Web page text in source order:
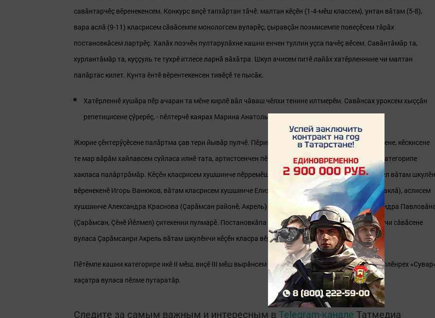
савăнтарчӗç вӗренекенсем. Конкурс виçӗ тапхăртан тăчӗ: малтан кӗçӗн (1-4-мӗш классем), унтан вăтам (5-8),
вара аслă (9-11) класрисем сăвăсемпе монологсем вуларӗç, çыравçăн поэмисемпе повеçӗсем тăрăх
постановкăсем лартрӗç. Халăх поэчӗн пултарулăхне кашни енчен туллин уçса пачӗç вӗсем. Савăнтăмăр та,
хурлантăмăр та, куççуль те тухрӗ итлесе ларнă вăхăтра. Шкул ачисем питӗ лайăх хатӗрленнине чи малтан
палăртас килет. Кунта ӗнтӗ вӗрентекенсен тивӗçӗ те пысăк.
Хатӗрленнӗ хушăра пӗр ачаран та мӗне кирлӗ вăл чăваш чӗлхи тенине илтмерӗм. Савăнсах уроксем хыççăн
репетицисене çӳрерӗç, - пӗлтерчӗ каярах Марина Анатольевна.
Жюрие çӗнтерӳçӗсене палăртма çав тери йывăр пулчӗ. Пӗринчен тепри илемлӗрех вуларӗç сăвăсене, кӗскисене
те мар вăрăм хайлавсем суйласа илнӗ тата, артистсенчен пӗрре те кая мар. Çӗнтерӳçӗсене виçӗ категорипе
хакласа палăртрăмăр. Кӗçӗн класрисем хушшинче пӗрремӗш вырăна Лениногорскри Çӗнӗ Шешкел вăтам шкулӗн
вӗренекенӗ Игорь Ванюков, вăтам класрисем хушшинче Елизавета Бикбова (Элмет районӗ, Патраклă), аслисем
хушшинче Александра Краснова (Çарăмсан районӗ, Акрель) йышăнчӗç. Проза вулассипе Александра
(Çарăмсан, Çӗнӗ Йӗлмел) çитекенни пулмарӗ. Постановкăпа «Юратăр тӗнчене» хайлавсен пуххинчи сăвăсене
вуласа Çарăмсанри Акрель вăтам шкулӗнчи кӗçӗн класра вӗренекенсем палăрчӗç.
Пӗтӗмпе кашни категорире икӗ II мӗш, виçӗ III мӗш вырăнсем палăртрăмăр. Мероприяти пирки тӗплӗнрех
хаçатра вуласа пӗлме путаратăр.
Следите за самым важным и интересным в Telegram-канале Татмедиа